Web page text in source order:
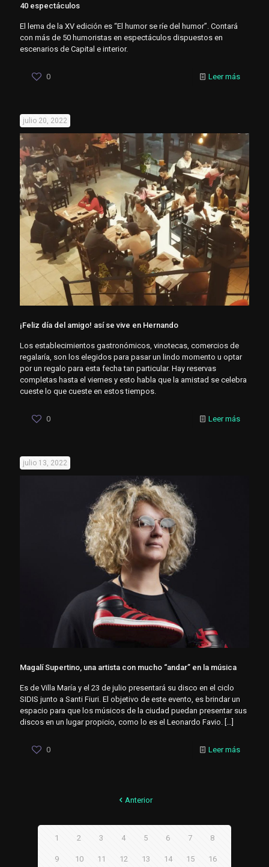
40 espectáculos
El lema de la XV edición es “El humor se ríe del humor”. Contará
con más de 50 humoristas en espectáculos dispuestos en
escenarios de Capital e interior.
0 Leer más
julio 20, 2022
¡Feliz día del amigo! así se vive en Hernando
Los establecimientos gastronómicos, vinotecas, comercios de
regalaría, son los elegidos para pasar un lindo momento u optar
por un regalo para esta fecha tan particular. Hay reservas
completas hasta el viernes y esto habla que la amistad se celebra
cueste lo que cueste en estos tiempos.
0 Leer más
julio 13, 2022
Magalí Supertino, una artista con mucho “andar” en la música
Es de Villa María y el 23 de julio presentará su disco en el ciclo
SIDIS junto a Santi Fiuri. El objetivo de este evento, es brindar un
espacio para que los músicos de la ciudad puedan presentar sus
discos en un lugar propicio, como lo es el Leonardo Favio.
0 Leer más
Anterior
1 2 3 4 5 6 7 8
9 10 11 12 13 14 15 16